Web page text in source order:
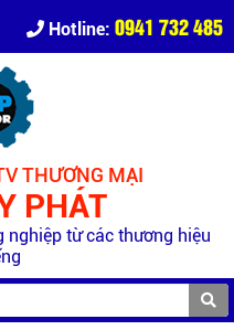
Hotline: 0941 732 485
THƯƠNG MẠI
PHÁT
nghiệp từ các thương hiệu